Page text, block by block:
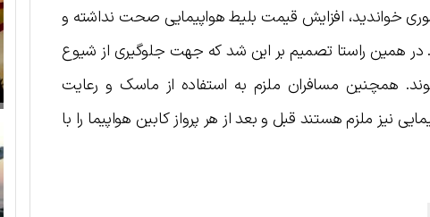
خواندید، افزایش قیمت بلیط هواپیمایی صحت نداشته و
همین راستا تصمیم بر این شد که جهت جلوگیری از شیوع
همچنین مسافران ملزم به استفاده از ماسک و رعایت
نیز ملزم هستند قبل و بعد از هر پرواز کابین هواپیما را با